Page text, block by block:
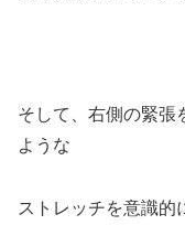
そして、右側の緊張
ような
ストレッチを意識的